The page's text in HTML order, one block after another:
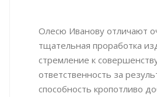
Олесю Иванову отличают
тщательная проработка
стремление к
ответственность за
способность кропотливо